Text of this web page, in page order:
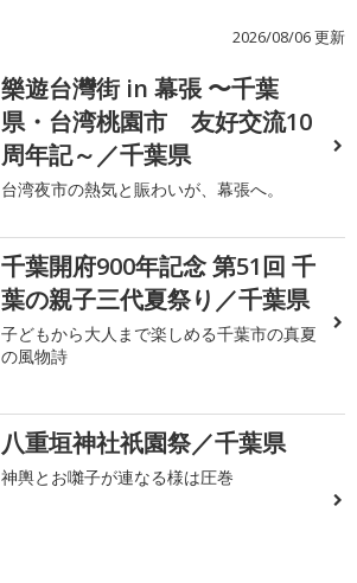
2026/08/06 更新
樂遊台灣街 in 幕張 〜千葉
県・台湾桃園市 友好交流10
周年記～／千葉県
台湾夜市の熱気と賑わいが、幕張へ。
千葉開府900年記念 第51回 千
葉の親子三代夏祭り／千葉県
子どもから大人まで楽しめる千葉市の真夏
の風物詩
八重垣神社祇園祭／千葉県
神輿とお囃子が連なる様は圧巻